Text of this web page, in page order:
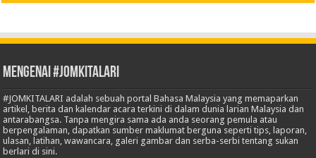
Mengenai #JOMKITALARI
#JOMKITALARI adalah sebuah portal Bahasa Malaysia yang memaparkan
artikel, berita dan kalendar acara terkini di dalam dunia larian Malaysia dan
antarabangsa. Tanpa mengira sama ada anda seorang pemula atau
berpengalaman, dapatkan sumber maklumat berguna seperti tips, laporan,
ulasan, latihan, wawancara, galeri gambar dan serba-serbi tentang sukan
berlari di sini.